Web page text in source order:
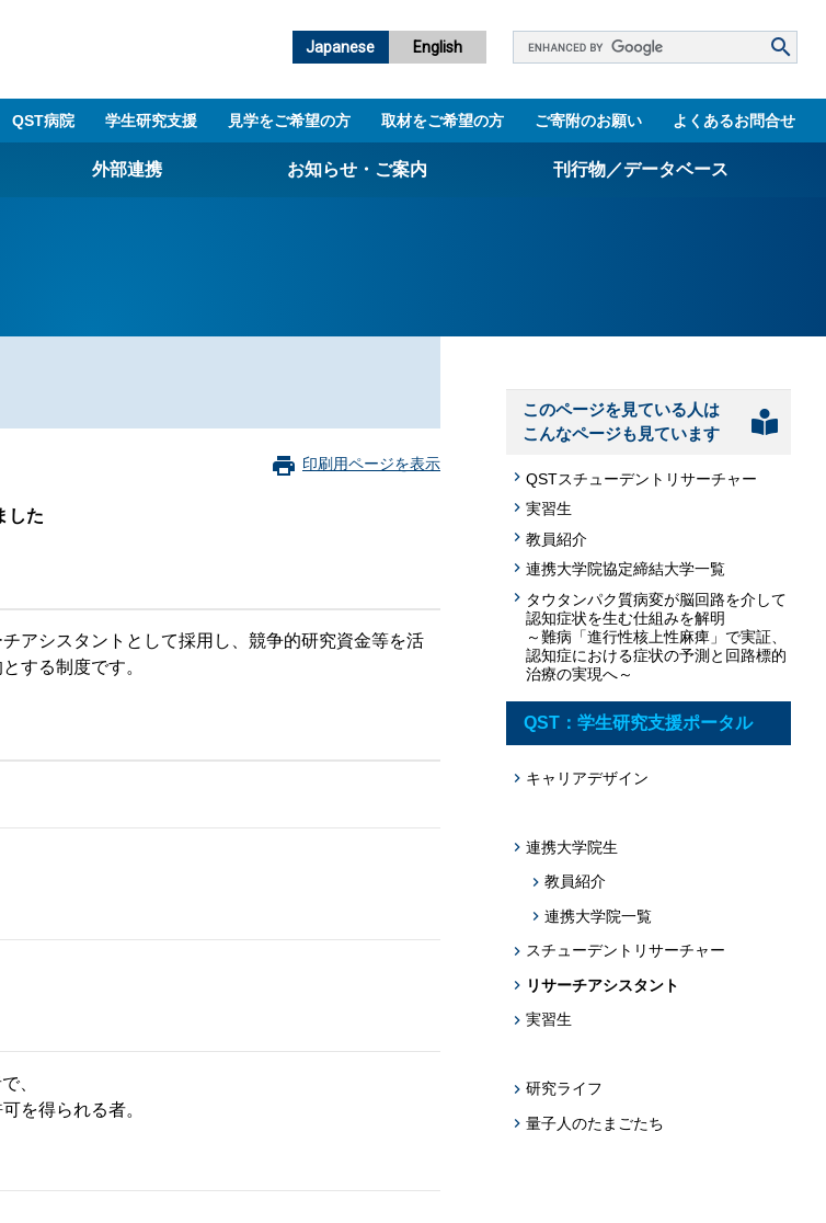
Japanese English
Google
ス
QST病院 学生研究支援​ 見学をご希望の方 取材をご希望の方 ご寄附のお願い よくあるお問合せ
外部連携
進」
お知らせ・ご案内 刊行物／データベース
技術シーズ集／知財マップ
プログラム・データベース成果物一覧
学術機関リポジトリQST-Repository
印刷用ページを表示
した
アシスタントとして採用し、競争的研究資金等を活
する制度です。
、
を得られる者。
このページを見ている人は
こんなページも見ています
QSTスチューデントリサーチャー
実習生
教員紹介
連携大学院協定締結大学一覧
タウタンパク質病変が脳回路を介して
認知症状を生む仕組みを解明
～難病「進行性核上性麻痺」で実証、
認知症における症状の予測と回路標的
治療の実現へ～
QST：学生研究支援ポータル
キャリアデザイン
連携大学院生
教員紹介
連携大学院一覧
スチューデントリサーチャー
リサーチアシスタント
実習生
研究ライフ
量子人のたまごたち